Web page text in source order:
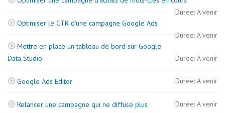
Duree: A venir
Optimiser le CTR d'une campagne Google Ads
Duree: A venir
Mettre en place un tableau de bord sur Google
Data Studio
Duree: A venir
Google Ads Editor Duree: A venir
Relancer une campagne qui ne diffuse plus Duree: A venir